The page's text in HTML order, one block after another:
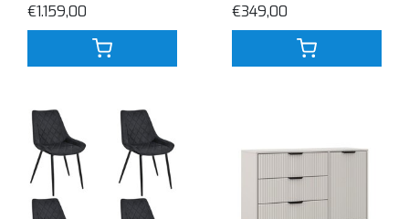
€1.159,00
Bekerhouder Zwart
€349,00